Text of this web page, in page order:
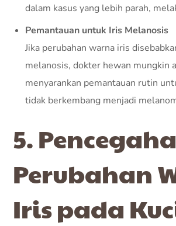
dalam kasus yang lebih parah,
Pemantauan untuk Iris Melanosis
Jika perubahan warna iris
melanosis, dokter hewan mungkin
menyarankan pemantauan rutin
tidak berkembang menjadi
5.
Perubahan
Iris pada